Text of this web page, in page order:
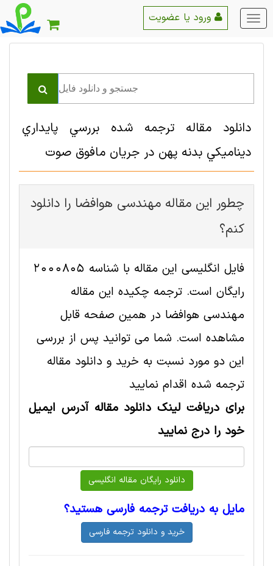
منو
اصلی
دانلود مقاله ترجمه شده بررسي پايداري
ديناميكي بدنه پهن در جريان مافوق صوت
چطور این مقاله مهندسی هوافضا را دانلود
کنم؟
فایل انگلیسی این مقاله با شناسه 2000805
رایگان است. ترجمه چکیده این مقاله
مهندسی هوافضا در همین صفحه قابل
مشاهده است. شما می توانید پس از بررسی
این دو مورد نسبت به خرید و دانلود مقاله
ترجمه شده اقدام نمایید
برای دریافت لینک دانلود مقاله آدرس ایمیل
خود را درج نمایید
مایل به دریافت ترجمه فارسی هستید؟